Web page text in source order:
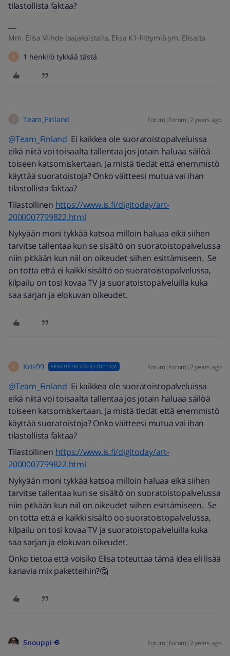
tilastollista faktaa?
Mm. Elisa Viihde laajakaistalla, Elisa K1-liittymiä ym. Elisalta
K 1 henkilö tykkää tästä
Team_Finland Forum|Forum|2 years ago
@Team_Finland Ei kaikkea ole suoratoistopalveluissa
eikä niitä voi toisaalta tallentaa jos jotain haluaa säilöä
toiseen katsomiskertaan. Ja mistä tiedät että enemmistö
käyttää suoratoistoja? Onko väitteesi mutua vai ihan
tilastollista faktaa?
Tilastollinen https://www.is.fi/digitoday/art-
2000007799822.html
Nykyään moni tykkää katsoa milloin haluaa eikä siihen
tarvitse tallentaa kun se sisältö on suoratoistopalvelussa
niin pitkään kun niil on oikeudet siihen esittämiseen. Se
on totta että ei kaikki sisältö oo suoratoistopalvelussa,
kilpailu on tosi kovaa TV ja suoratoistopalveluilla kuka
saa sarjan ja elokuvan oikeudet.
K Kris99 KESKUSTELUN ALOITTAJA Forum|Forum|2 years ago
@Team_Finland Ei kaikkea ole suoratoistopalveluissa
eikä niitä voi toisaalta tallentaa jos jotain haluaa säilöä
toiseen katsomiskertaan. Ja mistä tiedät että enemmistö
käyttää suoratoistoja? Onko väitteesi mutua vai ihan
tilastollista faktaa?
Tilastollinen https://www.is.fi/digitoday/art-
2000007799822.html
Nykyään moni tykkää katsoa milloin haluaa eikä siihen
tarvitse tallentaa kun se sisältö on suoratoistopalvelussa
niin pitkään kun niil on oikeudet siihen esittämiseen. Se
on totta että ei kaikki sisältö oo suoratoistopalvelussa,
kilpailu on tosi kovaa TV ja suoratoistopalveluilla kuka
saa sarjan ja elokuvan oikeudet.
Onko tietoa että voisiko Elisa toteuttaa tämä idea eli lisää
kanavia mix paketteihin?🤔
Snouppi Forum|Forum|2 years ago